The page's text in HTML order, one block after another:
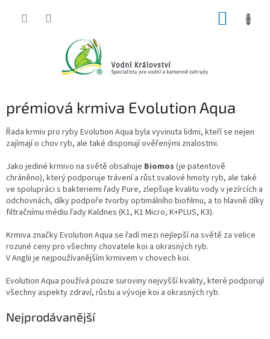
prémiová krmiva Evolution Aqua
Řada krmiv pro ryby Evolution Aqua byla vyvinuta lidmi, kteří se nejen
zajímají o chov ryb, ale také disponují ověřenými znalostmi.
Jako jediné krmivo na světě obsahuje Biomos (je patentově
chráněno), který podporuje trávení a růst svalové hmoty ryb, ale také
ve spolupráci s bakteriemi řady Pure, zlepšuje kvalitu vody v jezírcích a
odchovnách, díky podpoře tvorby optimálního biofilmu, a to hlavně díky
filtračnímu médiu řady Kaldnes (K1, K1 Micro, K+PLUS, K3).
Krmiva značky Evolution Aqua se řadí mezi nejlepší na světě za velice
rozuné ceny pro všechny chovatele koi a okrasných ryb.
V Anglii je nejpoužívanějším krmivem v chovech koi.
Evolution Aqua používá pouze suroviny nejvyšší kvality, které podporují
všechny aspekty zdraví, růstu a vývoje koi a okrasných ryb.
Nejprodávanější